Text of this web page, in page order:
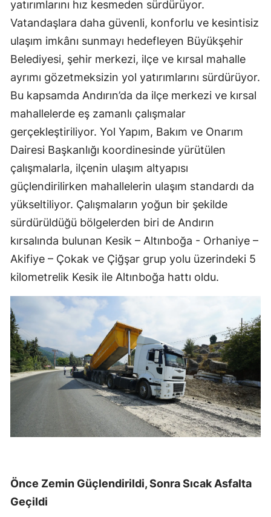
yatırımlarını hız kesmeden sürdürüyor.
Vatandaşlara daha güvenli, konforlu ve kesintisiz
ulaşım imkânı sunmayı hedefleyen Büyükşehir
Belediyesi, şehir merkezi, ilçe ve kırsal mahalle
ayrımı gözetmeksizin yol yatırımlarını sürdürüyor.
Bu kapsamda Andırın’da da ilçe merkezi ve kırsal
mahallelerde eş zamanlı çalışmalar
gerçekleştiriliyor. Yol Yapım, Bakım ve Onarım
Dairesi Başkanlığı koordinesinde yürütülen
çalışmalarla, ilçenin ulaşım altyapısı
güçlendirilirken mahallelerin ulaşım standardı da
yükseltiliyor. Çalışmaların yoğun bir şekilde
sürdürüldüğü bölgelerden biri de Andırın
kırsalında bulunan Kesik – Altınboğa - Orhaniye –
Akifiye – Çokak ve Çiğşar grup yolu üzerindeki 5
kilometrelik Kesik ile Altınboğa hattı oldu.
Önce Zemin Güçlendirildi, Sonra Sıcak Asfalta
Geçildi